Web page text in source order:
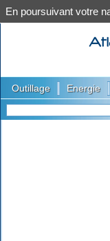
Outillage Energie
En poursuivant votre